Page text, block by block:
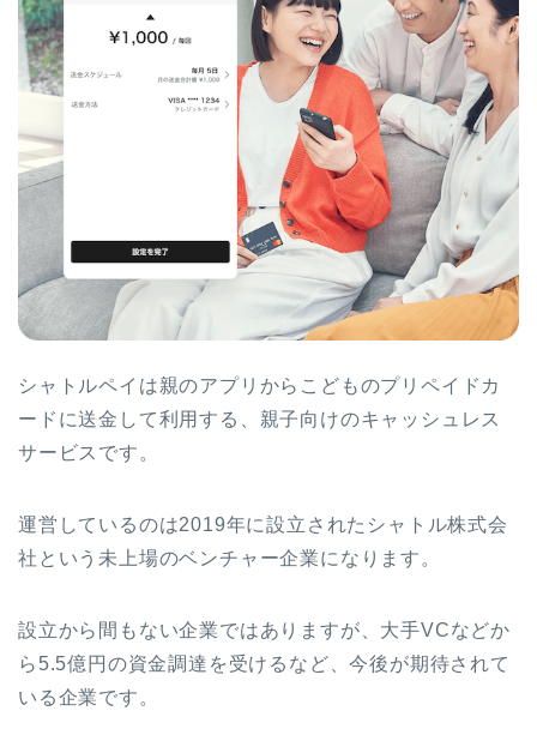
シャトルペイは親のアプリからこどものプリペイドカ
ードに送金して利用する、親子向けのキャッシュレス
サービスです。
運営しているのは2019年に設立されたシャトル株式会
社という未上場のベンチャー企業になります。
設立から間もない企業ではありますが、大手VCなどか
ら5.5億円の資金調達を受けるなど、今後が期待されて
いる企業です。